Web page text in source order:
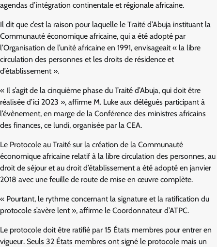
agendas d’intégration continentale et régionale africaine.
Il dit que c’est la raison pour laquelle le Traité d’Abuja instituant la
Communauté économique africaine, qui a été adopté par
l’Organisation de l’unité africaine en 1991, envisageait « la libre
circulation des personnes et les droits de résidence et
d’établissement ».
« Il s’agit de la cinquième phase du Traité d’Abuja, qui doit être
réalisée d’ici 2023 », affirme M. Luke aux délégués participant à
l’évènement, en marge de la Conférence des ministres africains
des finances, ce lundi, organisée par la CEA.
Le Protocole au Traité sur la création de la Communauté
économique africaine relatif à la libre circulation des personnes, au
droit de séjour et au droit d’établissement a été adopté en janvier
2018 avec une feuille de route de mise en œuvre complète.
« Pourtant, le rythme concernant la signature et la ratification du
protocole s’avère lent », affirme le Coordonnateur d’ATPC.
Le protocole doit être ratifié par 15 États membres pour entrer en
vigueur. Seuls 32 États membres ont signé le protocole mais un